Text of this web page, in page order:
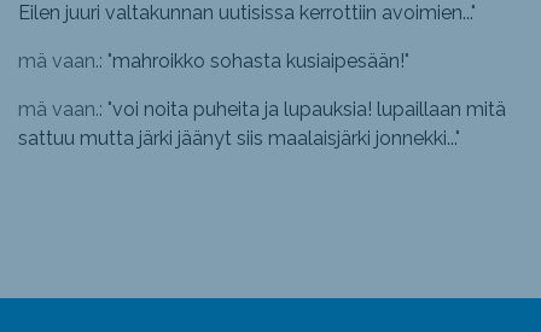
Eilen juuri valtakunnan uutisissa kerrottiin avoimien..."
mä vaan.: "mahroikko sohasta kusiaipesään!"
mä vaan.: "voi noita puheita ja lupauksia! lupaillaan mitä
sattuu mutta järki jäänyt siis maalaisjärki jonnekki..."